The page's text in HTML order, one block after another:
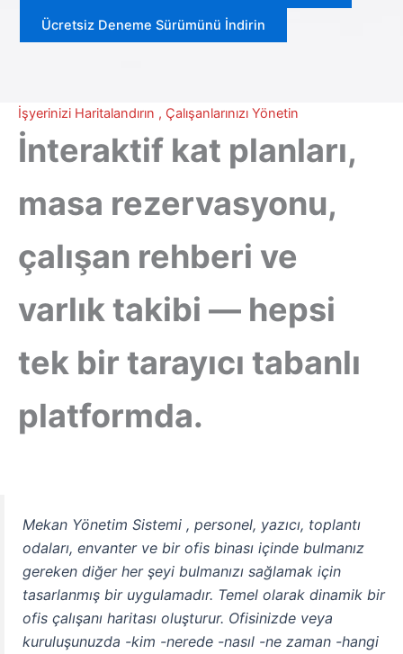
Ücretsiz Deneme Sürümünü İndirin
İşyerinizi Haritalandırın , Çalışanlarınızı Yönetin
İnteraktif kat planları,
masa rezervasyonu,
çalışan rehberi ve
varlık takibi — hepsi
tek bir tarayıcı tabanlı
platformda.
Mekan Yönetim Sistemi , personel, yazıcı, toplantı
odaları, envanter ve bir ofis binası içinde bulmanız
gereken diğer her şeyi bulmanızı sağlamak için
tasarlanmış bir uygulamadır. Temel olarak dinamik bir
ofis çalışanı haritası oluşturur. Ofisinizde veya
kuruluşunuzda -kim -nerede -nasıl -ne zaman -hangi